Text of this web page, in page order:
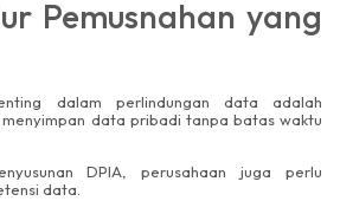
Pemusnahan yang
dalam perlindungan data adalah
data pribadi tanpa batas waktu
DPIA, perusahaan juga perlu
data.